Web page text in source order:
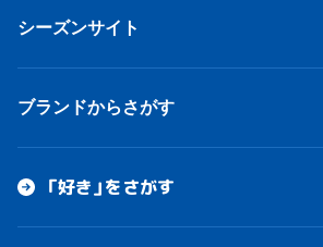
シーズンサイト
ブランドからさがす
「好き」をさがす